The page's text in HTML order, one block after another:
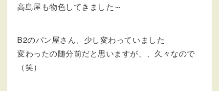
高島屋も物色してきました～
B2のパン屋さん、少し変わっていました
変わったの随分前だと思いますが、、久々なので
（笑）